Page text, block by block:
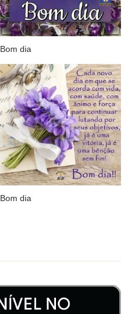
Bom dia
Bom dia